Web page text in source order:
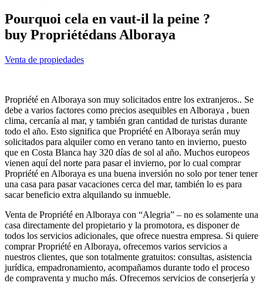
Pourquoi cela en vaut-il la peine ?
buy Propriétédans Alboraya
Venta de propiedades
Propriété en Alboraya son muy solicitados entre los extranjeros.. Se
debe a varios factores como precios asequibles en Alboraya , buen
clima, cercanía al mar, y también gran cantidad de turistas durante
todo el año. Esto significa que Propriété en Alboraya serán muy
solicitados para alquiler como en verano tanto en invierno, puesto
que en Costa Blanca hay 320 días de sol al año. Muchos europeos
vienen aquí del norte para pasar el invierno, por lo cual comprar
Propriété en Alboraya es una buena inversión no solo por tener tener
una casa para pasar vacaciones cerca del mar, también lo es para
sacar beneficio extra alquilando su inmueble.
Venta de Propriété en Alboraya con “Alegria” – no es solamente una
casa directamente del propietario y la promotora, es disponer de
todos los servicios adicionales, que ofrece nuestra empresa. Si quiere
comprar Propriété en Alboraya, ofrecemos varios servicios a
nuestros clientes, que son totalmente gratuitos: consultas, asistencia
jurídica, empadronamiento, acompañamos durante todo el proceso
de compraventa y mucho más. Ofrecemos servicios de conserjería y